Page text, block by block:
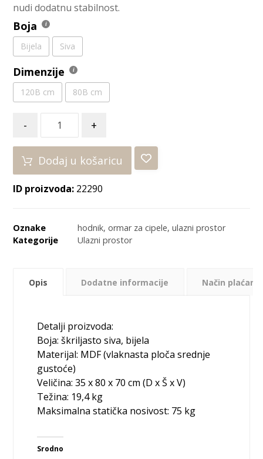
nudi dodatnu stabilnost.
Boja
Bijela Siva
Dimenzije
120B cm 80B cm
- +
Dodaj u košaricu
ID proizvoda: 22290
Oznake hodnik,ormar za cipele,ulazni prostor
Kategorije
Ulazni prostor
Opis Dodatne informacije Način
Detalji proizvoda:
Boja: škriljasto siva, bijela
Materijal: MDF (vlaknasta ploča srednje
gustoće)
Veličina: 35 x 80 x 70 cm (D x Š x V)
Težina: 19,4 kg
Maksimalna statička nosivost: 75 kg
Srodno